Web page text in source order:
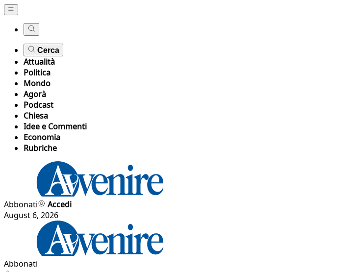
Cerca
Attualità
Politica
Mondo
Agorà
Podcast
Chiesa
Idee e Commenti
Economia
Rubriche
Abbonati
Accedi
August 6, 2026
Abbonati